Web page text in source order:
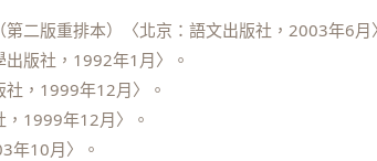
二版重排本）〈北京：語文出版社，2003年6月
版社，1992年1月〉。
，1999年12月〉。
1999年12月〉。
年10月〉。